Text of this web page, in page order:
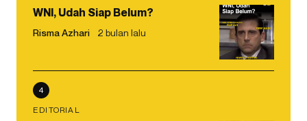
WNI, Udah Siap Belum?
Risma Azhari 2 bulan lalu
4
EDITORIAL